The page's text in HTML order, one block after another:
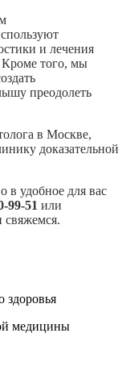
и лечения
Кроме того, мы
преодолеть
в Москве,
доказательной
в удобное для вас
99-51 или
здоровья
медицины